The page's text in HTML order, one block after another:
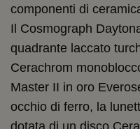
componenti di
Il Cosmograph
quadrante laccato
Cerachrom
Master II in oro
occhio di ferro, la
dotata di un disco